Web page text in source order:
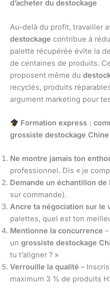
d’acheter du destockage
Au-delà du profit, travailler
destockage contribue à
palette récupérée évite la
de centaines de produits.
proposent même du
recyclés, produits
argument marketing pour
Formation express :
grossiste destockage Chine
Ne montre jamais ton
professionnel. Dis « je
Demande un échantillon de
sur commande).
Ancre ta négociation sur le
palettes, quel est ton
Mentionne la concurrence
un grossiste destockage
tu t’aligner ? »
Verrouille la qualité –
maximum 3 % de produits